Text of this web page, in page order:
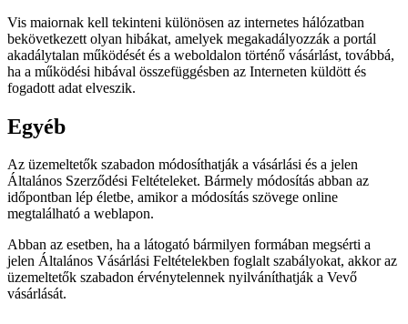
Vis maiornak kell tekinteni különösen az internetes hálózatban
bekövetkezett olyan hibákat, amelyek megakadályozzák a portál
akadálytalan működését és a weboldalon történő vásárlást, továbbá,
ha a működési hibával összefüggésben az Interneten küldött és
fogadott adat elveszik.
Egyéb
Az üzemeltetők szabadon módosíthatják a vásárlási és a jelen
Általános Szerződési Feltételeket. Bármely módosítás abban az
időpontban lép életbe, amikor a módosítás szövege online
megtalálható a weblapon.
Abban az esetben, ha a látogató bármilyen formában megsérti a
jelen Általános Vásárlási Feltételekben foglalt szabályokat, akkor az
üzemeltetők szabadon érvénytelennek nyilváníthatják a Vevő
vásárlását.